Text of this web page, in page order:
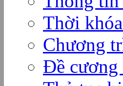
Thời
Chương
Đề cương